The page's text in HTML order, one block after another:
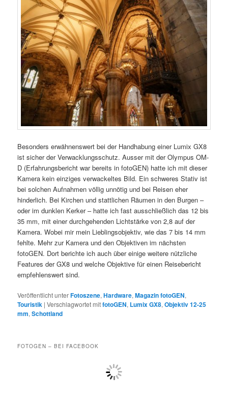
Besonders erwähnenswert bei der Handhabung einer Lumix GX8
ist sicher der Verwacklungsschutz. Ausser mit der Olympus OM-
D (Erfahrungsbericht war bereits in fotoGEN) hatte ich mit dieser
Kamera kein einziges verwackeltes Bild. Ein schweres Stativ ist
bei solchen Aufnahmen völlig unnötig und bei Reisen eher
hinderlich. Bei Kirchen und stattlichen Räumen in den Burgen –
oder im dunklen Kerker – hatte ich fast ausschließlich das 12 bis
35 mm, mit einer durchgehenden Lichtstärke von 2,8 auf der
Kamera. Wobei mir mein Lieblingsobjektiv, wie das 7 bis 14 mm
fehlte. Mehr zur Kamera und den Objektiven im nächsten
fotoGEN. Dort berichte ich auch über einige weitere nützliche
Features der GX8 und welche Objektive für einen Reisebericht
empfehlenswert sind.
Veröffentlicht unterFotoszene,Hardware,Magazin fotoGEN,
Touristik |Verschlagwortet mitfotoGEN, Lumix GX8,Objektiv 12-25
mm,Schottland
FOTOGEN – BEI FACEBOOK